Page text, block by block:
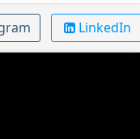
LinkedIn